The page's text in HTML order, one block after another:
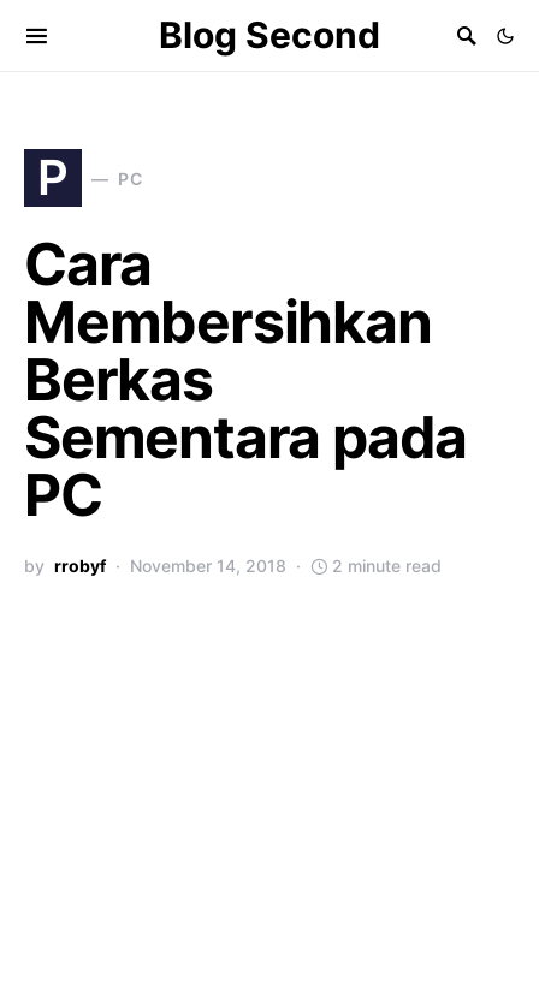
Blog Second
P PC
Cara
Membersihkan
Berkas
Sementara pada
PC
by rrobyf November 14, 2018 2 minute read